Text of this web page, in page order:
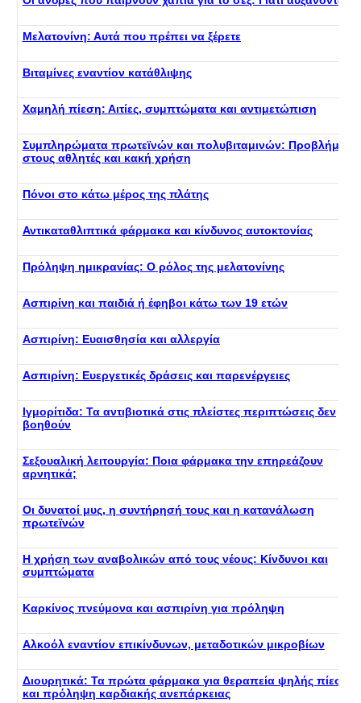
Μελατονίνη: Αυτά που πρέπει να ξέρετε
Βιταμίνες εναντίον κατάθλιψης
Χαμηλή πίεση: Αιτίες, συμπτώματα και αντιμετώπιση
Συμπληρώματα πρωτεϊνών και πολυβιταμινών: Προβλήματα
στους αθλητές και κακή χρήση
Πόνοι στο κάτω μέρος της πλάτης
Αντικαταθλιπτικά φάρμακα και κίνδυνος αυτοκτονίας
Πρόληψη ημικρανίας: Ο ρόλος της μελατονίνης
Ασπιρίνη και παιδιά ή έφηβοι κάτω των 19 ετών
Ασπιρίνη: Ευαισθησία και αλλεργία
Ασπιρίνη: Ευεργετικές δράσεις και παρενέργειες
Ιγμορίτιδα: Τα αντιβιοτικά στις πλείστες περιπτώσεις δεν
βοηθούν
Σεξουαλική λειτουργία: Ποια φάρμακα την επηρεάζουν
αρνητικά;
Οι δυνατοί μυς, η συντήρησή τους και η κατανάλωση
πρωτεϊνών
Η χρήση των αναβολικών από τους νέους: Κίνδυνοι και
συμπτώματα
Καρκίνος πνεύμονα και ασπιρίνη για πρόληψη
Αλκοόλ εναντίον επικίνδυνων, μεταδοτικών μικροβίων
Διουρητικά: Τα πρώτα φάρμακα για θεραπεία ψηλής πίεσης
και πρόληψη καρδιακής ανεπάρκειας